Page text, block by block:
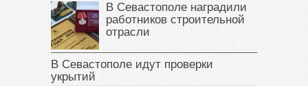
В Севастополе наградили
работников строительной
отрасли
В Севастополе идут проверки
укрытий